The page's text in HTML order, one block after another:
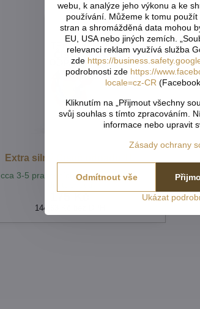
Extra silný Čistič odpadu 1L
cca 3-5 pracovních dní - po ověření
144,63 Kč
webu, k analýze jeho výkonu a ke
používání. Můžeme k tomu
stran a shromážděná data mohou
EU, USA nebo jiných zemích.
relevanci reklam využívá služba
zde https://
podrobnosti zde https://
locale=cz-CR
Kliknutím na „Přijmout všechny
svůj souhlas s tímto zpracováním.
informace nebo upravit
Zásady ochrany
Ukázat
Odmítnout vše